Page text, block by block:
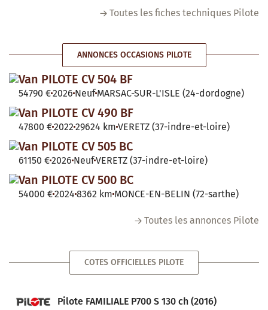
Toutes les fiches techniques Pilote
ANNONCES OCCASIONS PILOTE
Van PILOTE CV 504 BF
54790 €2026 Neuf MARSAC-SUR-L'ISLE (24-dordogne)
Van PILOTE CV 490 BF
47800 €2022 29624 km VERETZ (37-indre-et-loire)
Van PILOTE CV 505 BC
61150 €2026 NeufVERETZ (37-indre-et-loire)
Van PILOTE CV 500 BC
54000 €2024 8362 km MONCE-EN-BELIN (72-sarthe)
Toutes les annonces Pilote
COTES OFFICIELLES PILOTE
Pilote FAMILIALE P700 S 130 ch (2016)